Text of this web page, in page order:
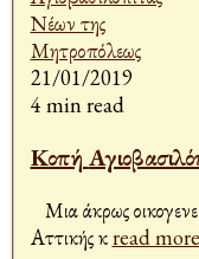
21/01/2019
4 min read
Κοπή
Μια άκρως
Αττικής κread